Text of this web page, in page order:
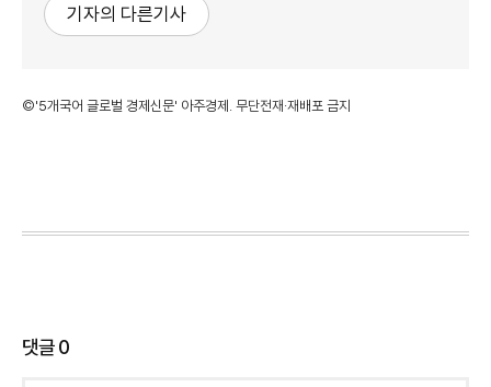
기자의 다른기사
©'5개국어 글로벌 경제신문' 아주경제. 무단전재·재배포 금지
댓글0